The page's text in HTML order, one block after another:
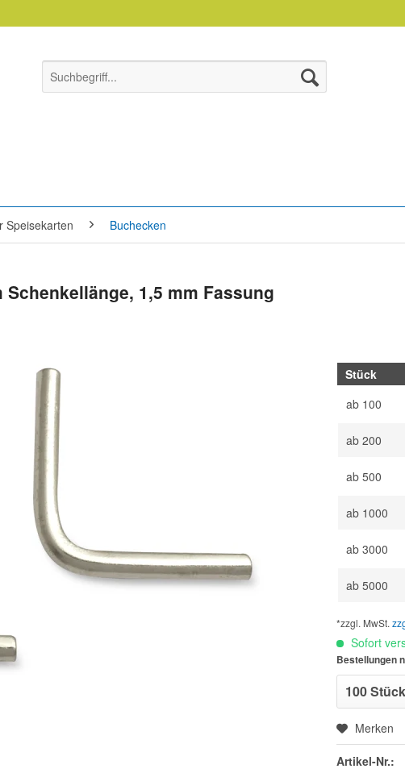
Speisekarten Buchecken
1,5 mm Fassung
Stück
ab 100
ab200
ab500
ab 1000
ab3000
ab5000
*zzgl. MwSt.
Sofort
Bestellungen
Merken
Artikel-Nr.: